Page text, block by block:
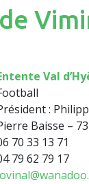
Val
:
Baisse –
70 33 13 71
79 62 79 17